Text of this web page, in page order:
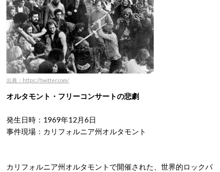
出典：https://twitter.com/
オルタモント・フリーコンサートの悲劇
発生日時：1969年12月6日
事件現場：カリフォルニア州オルタモント
カリフォルニア州オルタモントで開催された、世界的ロックバ